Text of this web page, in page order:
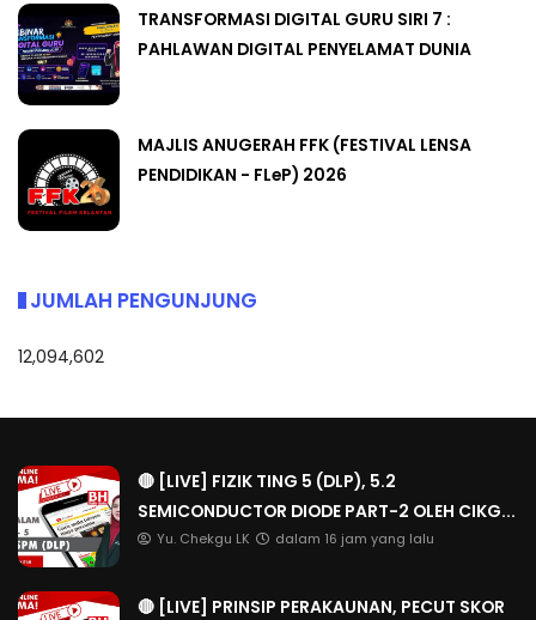
TRANSFORMASI DIGITAL GURU SIRI 7 :
PAHLAWAN DIGITAL PENYELAMAT DUNIA
MAJLIS ANUGERAH FFK (FESTIVAL LENSA
PENDIDIKAN - FLeP) 2026
JUMLAH PENGUNJUNG
12,094,602
🔴 [LIVE] FIZIK TING 5 (DLP), 5.2
SEMICONDUCTOR DIODE PART-2 OLEH CIKG...
Yu. Chekgu LK dalam 16 jam yang lalu
🔴 [LIVE] PRINSIP PERAKAUNAN, PECUT SKOR